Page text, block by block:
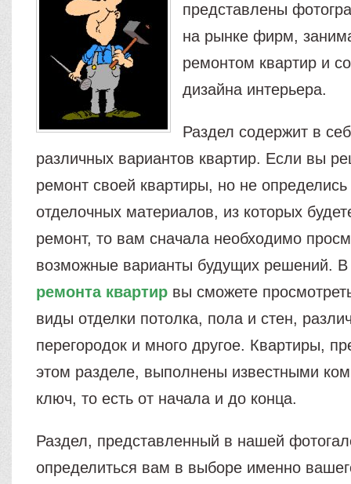
представлены
на рынке фирм,
ремонтом квартир и
дизайна интерьера.
Раздел содержит в
различных вариантов квартир. Если вы
ремонт своей квартиры, но не
отделочных материалов, из которых
ремонт, то вам сначала необходимо
возможные варианты будущих решений.
ремонта квартир вы сможете
виды отделки потолка, пола и стен,
перегородок и много другое. Квартиры,
этом разделе, выполнены известными
ключ, то есть от начала и до конца.
Раздел, представленный в нашей
определиться вам в выборе именно